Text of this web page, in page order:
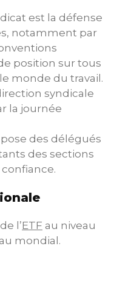
est la défense
notamment par
position sur tous
monde du travail.
syndicale
la journée
des délégués
des sections
l’ETF au niveau
mondial.